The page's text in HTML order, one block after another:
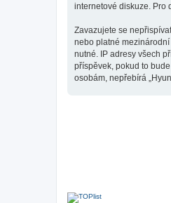
internetové diskuze. Pro
Zavazujete se
nebo platné
nutné. IP adresy všech
příspěvek, pokud to
osobám, nepřebírá